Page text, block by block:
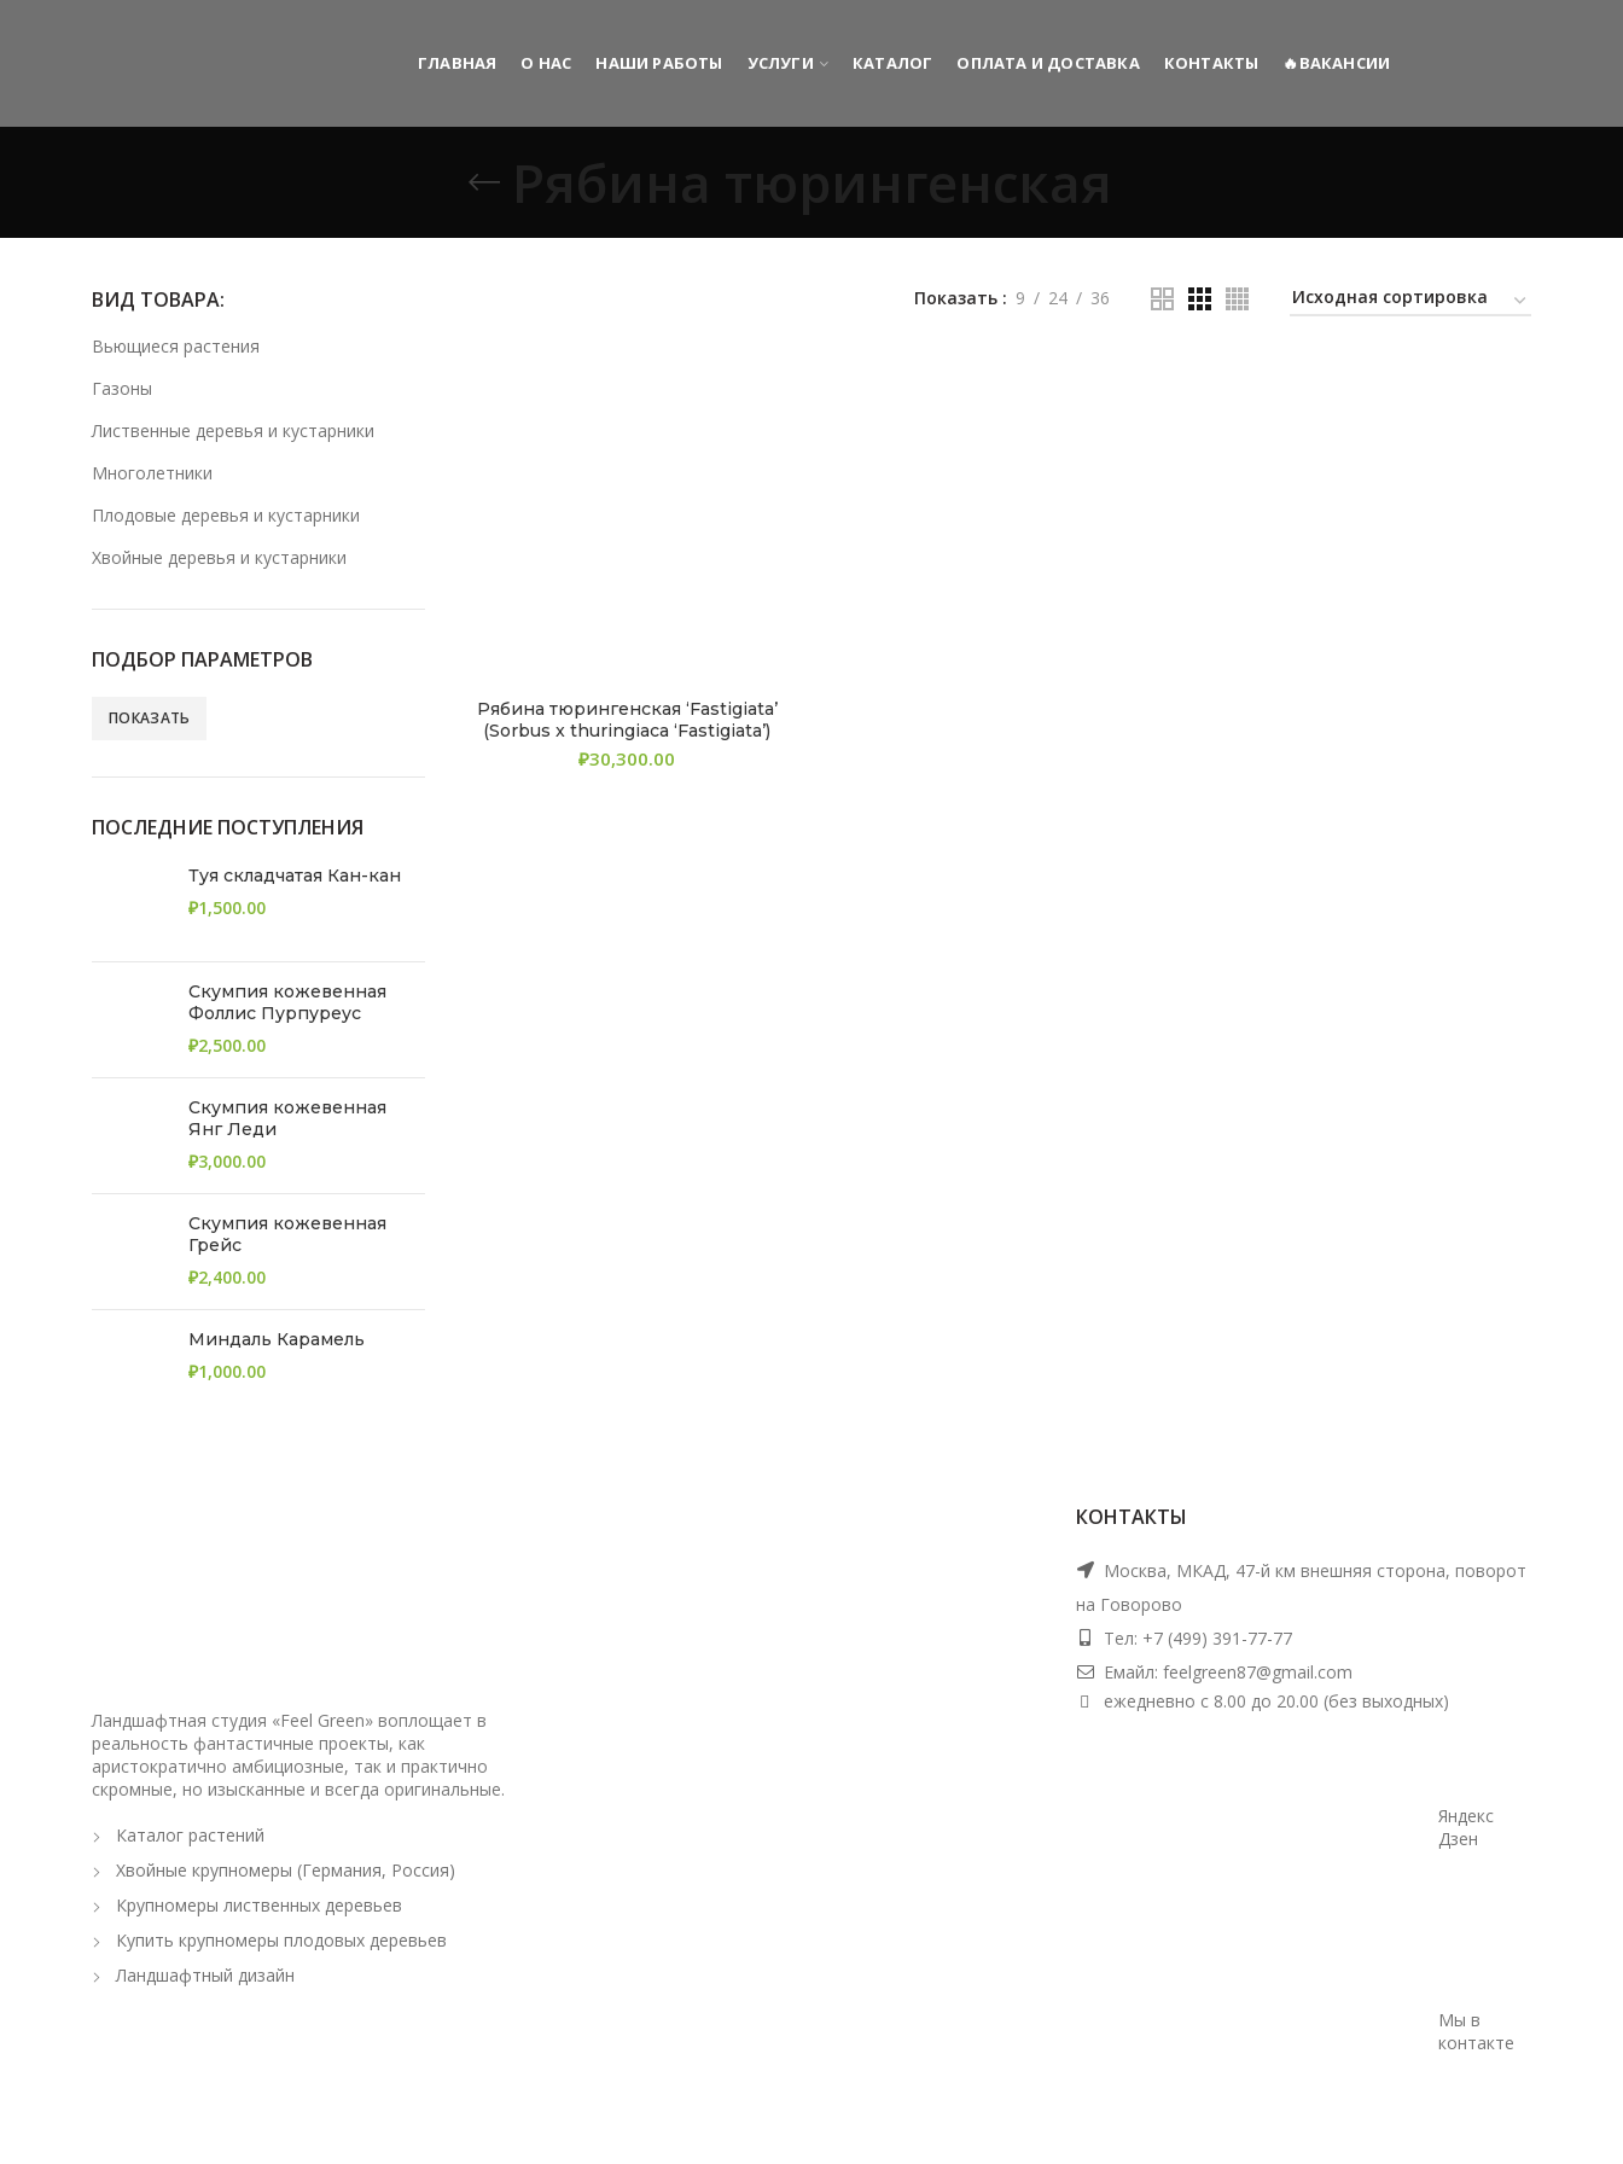
ГЛАВНАЯ О НАС НАШИ РАБОТЫ УСЛУГИ КАТАЛОГ ОПЛАТА И ДОСТАВКА КОНТАКТЫ 🔥ВАКАНСИИ
Рябина тюрингенская
ВИД ТОВАРА:
Вьющиеся растения
Газоны
Лиственные деревья и кустарники
Многолетники
Плодовые деревья и кустарники
Хвойные деревья и кустарники
ПОДБОР ПАРАМЕТРОВ
ПОКАЗАТЬ
ПОСЛЕДНИЕ ПОСТУПЛЕНИЯ
Туя складчатая Кан-кан
₽
Скумпия кожевенная
Фоллис Пурпуреус
₽
Скумпия кожевенная
Янг Леди
₽
Скумпия кожевенная
Грейс
₽
Миндаль Карамель
₽
Показать 9 24 36
Рябина тюрингенская ‘Fastigiata’
(Sorbus x thuringiaca ‘Fastigiata’)
₽
Ландшафтная студия «Feel Green» воплощает в
реальность фантастичные проекты, как
аристократично амбициозные, так и практично
скромные, но изысканные и всегда оригинальные.
Каталог растений
Хвойные крупномеры (Германия, Россия)
Крупномеры лиственных деревьев
Купить крупномеры плодовых деревьев
Ландшафтный дизайн
КОНТАКТЫ
Москва, МКАД, 47-й км внешняя сторона, поворот
на Говорово
Тел: +7 (499) 391-77-77
Емайл: feelgreen87@gmail.com
ежедневно с 8.00 до 20.00 (без выходных)
Яндекс
Дзен
Мы в
контакте